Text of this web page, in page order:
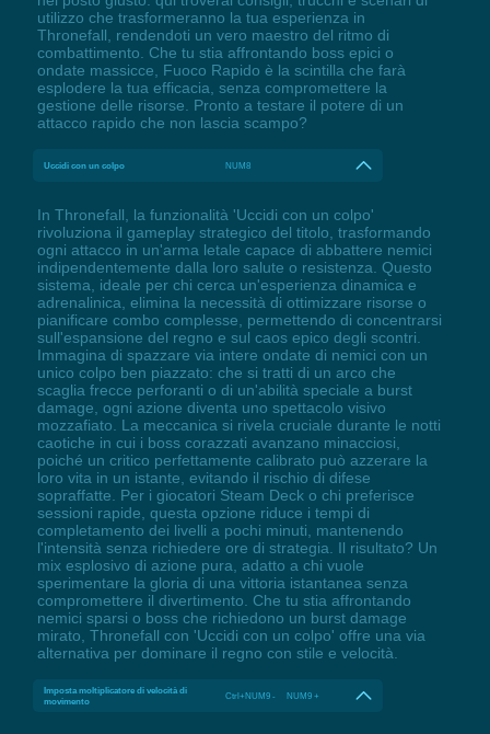
utilizzo che trasformeranno la tua esperienza in
Thronefall, rendendoti un vero maestro del ritmo di
combattimento. Che tu stia affrontando boss epici o
ondate massicce, Fuoco Rapido è la scintilla che farà
esplodere la tua efficacia, senza compromettere la
gestione delle risorse. Pronto a testare il potere di un
attacco rapido che non lascia scampo?
Uccidi con un colpo NUM8
In Thronefall, la funzionalità 'Uccidi con un colpo'
rivoluziona il gameplay strategico del titolo, trasformando
ogni attacco in un'arma letale capace di abbattere nemici
indipendentemente dalla loro salute o resistenza. Questo
sistema, ideale per chi cerca un'esperienza dinamica e
adrenalinica, elimina la necessità di ottimizzare risorse o
pianificare combo complesse, permettendo di concentrarsi
sull'espansione del regno e sul caos epico degli scontri.
Immagina di spazzare via intere ondate di nemici con un
unico colpo ben piazzato: che si tratti di un arco che
scaglia frecce perforanti o di un'abilità speciale a burst
damage, ogni azione diventa uno spettacolo visivo
mozzafiato. La meccanica si rivela cruciale durante le notti
caotiche in cui i boss corazzati avanzano minacciosi,
poiché un critico perfettamente calibrato può azzerare la
loro vita in un istante, evitando il rischio di difese
sopraffatte. Per i giocatori Steam Deck o chi preferisce
sessioni rapide, questa opzione riduce i tempi di
completamento dei livelli a pochi minuti, mantenendo
l'intensità senza richiedere ore di strategia. Il risultato? Un
mix esplosivo di azione pura, adatto a chi vuole
sperimentare la gloria di una vittoria istantanea senza
compromettere il divertimento. Che tu stia affrontando
nemici sparsi o boss che richiedono un burst damage
mirato, Thronefall con 'Uccidi con un colpo' offre una via
alternativa per dominare il regno con stile e velocità.
Imposta moltiplicatore di velocità di
movimento
Ctrl+NUM9 - NUM9 +